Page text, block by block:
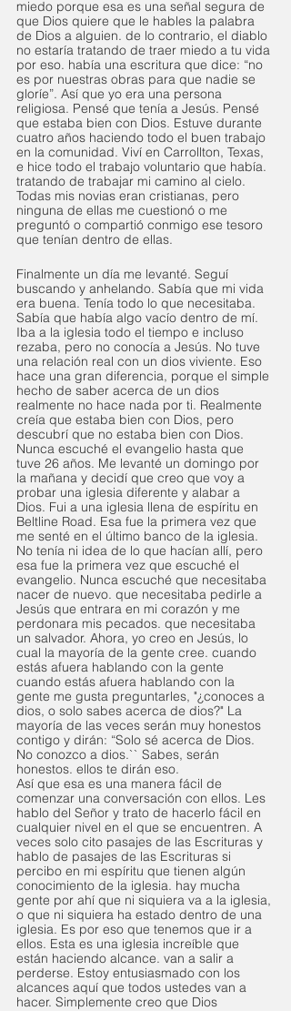
miedo porque esa es una señal segura de
que Dios quiere que le hables la palabra
de Dios a alguien. de lo contrario, el diablo
no estaría tratando de traer miedo a tu vida
por eso. había una escritura que dice: “no
es por nuestras obras para que nadie se
gloríe”. Así que yo era una persona
religiosa. Pensé que tenía a Jesús. Pensé
que estaba bien con Dios. Estuve durante
cuatro años haciendo todo el buen trabajo
en la comunidad. Viví en Carrollton, Texas,
e hice todo el trabajo voluntario que había.
tratando de trabajar mi camino al cielo.
Todas mis novias eran cristianas, pero
ninguna de ellas me cuestionó o me
preguntó o compartió conmigo ese tesoro
que tenían dentro de ellas.
Finalmente un día me levanté. Seguí
buscando y anhelando. Sabía que mi vida
era buena. Tenía todo lo que necesitaba.
Sabía que había algo vacío dentro de mí.
Iba a la iglesia todo el tiempo e incluso
rezaba, pero no conocía a Jesús. No tuve
una relación real con un dios viviente. Eso
hace una gran diferencia, porque el simple
hecho de saber acerca de un dios
realmente no hace nada por ti. Realmente
creía que estaba bien con Dios, pero
descubrí que no estaba bien con Dios.
Nunca escuché el evangelio hasta que
tuve 26 años. Me levanté un domingo por
la mañana y decidí que creo que voy a
probar una iglesia diferente y alabar a
Dios. Fui a una iglesia llena de espíritu en
Beltline Road. Esa fue la primera vez que
me senté en el último banco de la iglesia.
No tenía ni idea de lo que hacían allí, pero
esa fue la primera vez que escuché el
evangelio. Nunca escuché que necesitaba
nacer de nuevo. que necesitaba pedirle a
Jesús que entrara en mi corazón y me
perdonara mis pecados. que necesitaba
un salvador. Ahora, yo creo en Jesús, lo
cual la mayoría de la gente cree. cuando
estás afuera hablando con la gente
cuando estás afuera hablando con la
gente me gusta preguntarles, "¿conoces a
dios, o solo sabes acerca de dios?" La
mayoría de las veces serán muy honestos
contigo y dirán: “Solo sé acerca de Dios.
No conozco a dios.`` Sabes, serán
honestos. ellos te dirán eso.
Así que esa es una manera fácil de
comenzar una conversación con ellos. Les
hablo del Señor y trato de hacerlo fácil en
cualquier nivel en el que se encuentren. A
veces solo cito pasajes de las Escrituras y
hablo de pasajes de las Escrituras si
percibo en mi espíritu que tienen algún
conocimiento de la iglesia. hay mucha
gente por ahí que ni siquiera va a la iglesia,
o que ni siquiera ha estado dentro de una
iglesia. Es por eso que tenemos que ir a
ellos. Esta es una iglesia increíble que
están haciendo alcance. van a salir a
perderse. Estoy entusiasmado con los
alcances aquí que todos ustedes van a
hacer. Simplemente creo que Dios